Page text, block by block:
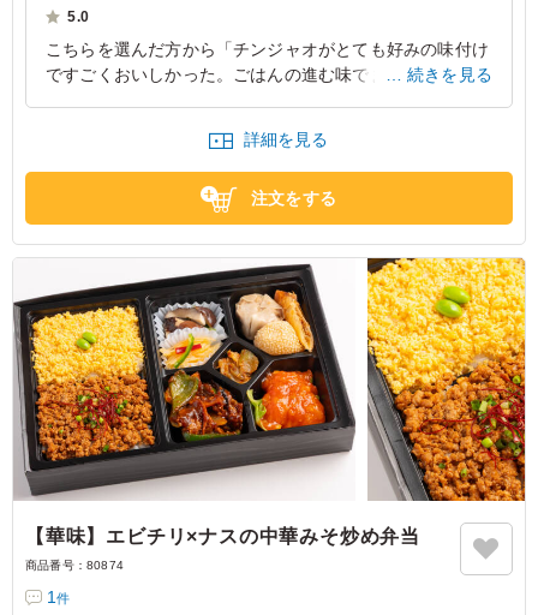
楽しめる欲張りセットです。ロケや会議で、幸せな中華タイムをお届けし
※ご飯の種類は下記プルダウンよりお選びください。
5.0
こちらを選んだ方から「チンジャオがとても好みの味付け
ですごくおいしかった。ごはんの進む味でまた食べたいで
と喜んでおられました。
東京都渋谷区代々木
続きを見る
詳細を見る
注文をする
【華味】エビチリ×ナスの中華みそ炒め弁当
商品番号： 80874
1件